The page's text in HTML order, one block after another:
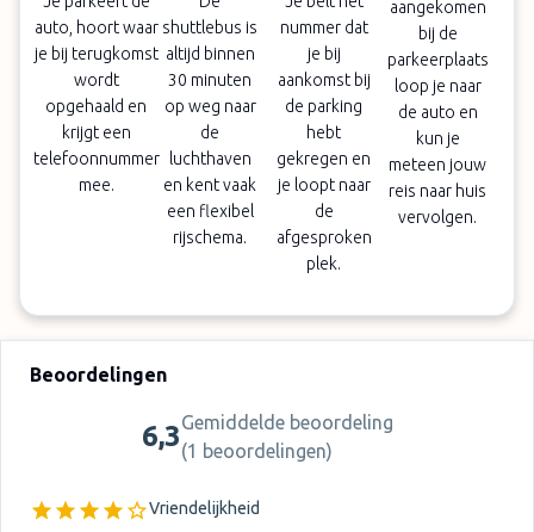
auto, hoort waar
je bij terugkomst
wordt
opgehaald en
krijgt een
telefoonnummer
mee.
shuttlebus is
altijd binnen
30 minuten
op weg naar
de
luchthaven
en kent vaak
een flexibel
rijschema.
nummer dat
je bij
aankomst bij
de parking
hebt
gekregen en
je loopt naar
de
afgesproken
plek.
aangekomen
bij de
parkeerplaats
loop je naar
de auto en
kun je
meteen jouw
reis naar huis
vervolgen.
Beoordelingen
6,3Gemiddelde beoordeling
(1 beoordelingen)
Vriendelijkheid